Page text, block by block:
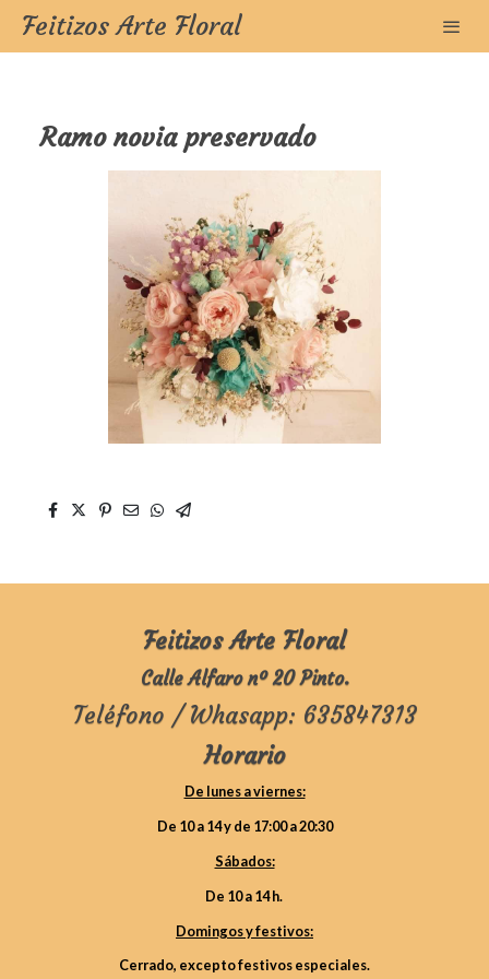
Feitizos Arte Floral
Ramo novia preservado
Feitizos Arte Floral
Calle Alfaro nº 20 Pinto.
Teléfono / Whasapp: 635847313
Horario
De lunes a viernes:
De 10 a 14 y de 17:00 a 20:30
Sábados:
De 10 a 14 h.
Domingos y festivos:
Cerrado, excepto festivos especiales.